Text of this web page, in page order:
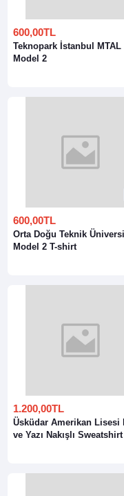
600,00TL
Teknopark İstanbul MTAL
Model 2
600,00TL
Orta Doğu Teknik
Model 2 T-shirt
1.200,00TL
Üsküdar Amerikan Lisesi
ve Yazı Nakışlı Sweatshirt